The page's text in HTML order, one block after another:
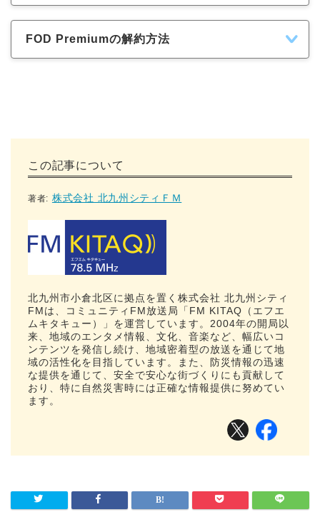
FOD Premiumの解約方法
この記事について
著者: 株式会社 北九州シティＦＭ
北九州市小倉北区に拠点を置く株式会社 北九州シティ
FMは、コミュニティFM放送局「FM KITAQ（エフエ
ムキタキュー）」を運営しています。2004年の開局以
来、地域のエンタメ情報、文化、音楽など、幅広いコ
ンテンツを発信し続け、地域密着型の放送を通じて地
域の活性化を目指しています。また、防災情報の迅速
な提供を通じて、安全で安心な街づくりにも貢献して
おり、特に自然災害時には正確な情報提供に努めてい
ます。